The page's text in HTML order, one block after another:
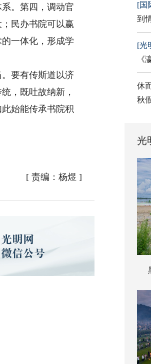
。第四，调动官
民办书院可以赢
一体化，形成学
要有传斯道以济
，既吐故纳新，
始能传承书院积
[ 责编：杨煜 ]
[国
到
[光
《
休
秋
光